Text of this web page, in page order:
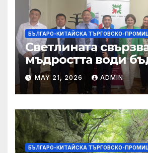
БЪЛГАРО-КИТАЙСКА ТЪРГОВСКО-
Светлината
мъдростта води
MAY 21, 2026 ADMIN
БЪЛГАРО-КИТАЙСКА ТЪРГОВСКО-